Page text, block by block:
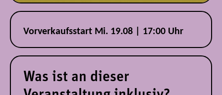
Vorverkaufsstart Mi. 19.08 | 17:00 Uhr
Was ist an dieser